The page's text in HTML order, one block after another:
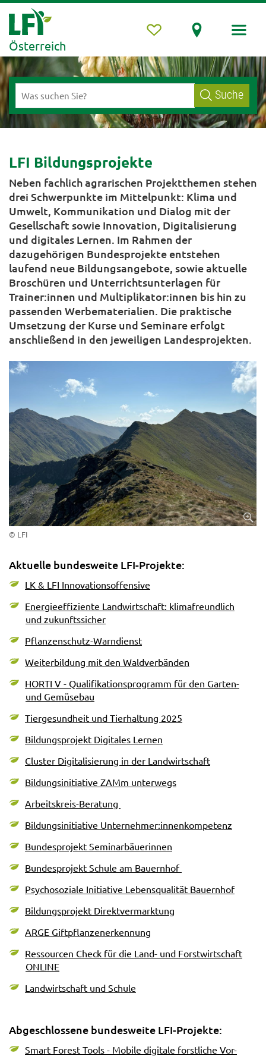
Österreich
Suche
LFI Bildungsprojekte
Neben fachlich agrarischen Projektthemen stehen
drei Schwerpunkte im Mittelpunkt: Klima und
Umwelt, Kommunikation und Dialog mit der
Gesellschaft sowie Innovation, Digitalisierung
und digitales Lernen. Im Rahmen der
dazugehörigen Bundesprojekte entstehen
laufend neue Bildungsangebote, sowie aktuelle
Broschüren und Unterrichtsunterlagen für
Trainer:innen und Multiplikator:innen bis hin zu
passenden Werbematerialien. Die praktische
Umsetzung der Kurse und Seminare erfolgt
anschließend in den jeweiligen Landesprojekten.
© LFI
Aktuelle bundesweite LFI-Projekte:
LK & LFI Innovationsoffensive
Energieeffiziente Landwirtschaft: klimafreundlich
und zukunftssicher
Pflanzenschutz-Warndienst
Weiterbildung mit den Waldverbänden
HORTI V - Qualifikationsprogramm für den Garten-
und Gemüsebau
Tiergesundheit und Tierhaltung 2025
Bildungsprojekt Digitales Lernen
Cluster Digitalisierung in der Landwirtschaft
Bildungsinitiative ZAMm unterwegs
Arbeitskreis-Beratung
Bildungsinitiative Unternehmer:innenkompetenz
Bundesprojekt Seminarbäuerinnen
Bundesprojekt Schule am Bauernhof
Psychosoziale Initiative Lebensqualität Bauernhof
Bildungsprojekt Direktvermarktung
ARGE Giftpflanzenerkennung
Ressourcen Check für die Land- und Forstwirtschaft
ONLINE
Landwirtschaft und Schule
Abgeschlossene bundesweite LFI-Projekte:
Smart Forest Tools - Mobile digitale forstliche Vor-